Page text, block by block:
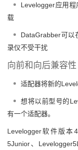
Levelogger应用
载
DataGrabber可以
录仪不受干扰
向前和向后兼容性
适配器将新的
想将以前型号的
有一个适配器。
Levelogger软件版本
5Junior、